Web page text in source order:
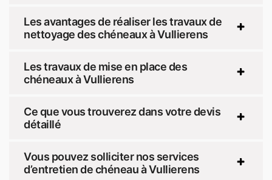
Les avantages de réaliser les travaux de
nettoyage des chéneaux à Vullierens
Les travaux de mise en place des
chéneaux à Vullierens
Ce que vous trouverez dans votre devis
détaillé
Vous pouvez solliciter nos services
d’entretien de chéneau à Vullierens